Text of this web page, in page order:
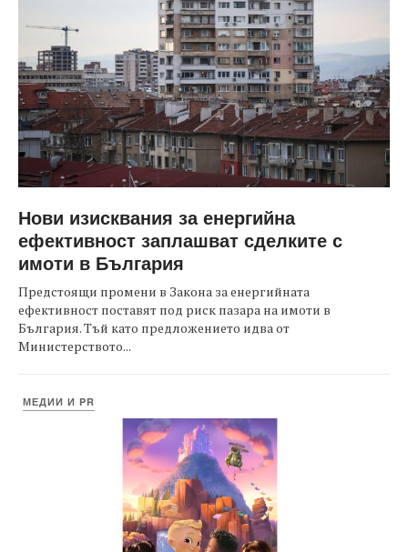
Нови изисквания за енергийна
ефективност заплашват сделките с
имоти в България
Предстоящи промени в Закона за енергийната
ефективност поставят под риск пазара на имоти в
България. Тъй като предложението идва от
Министерството...
МЕДИИ И PR